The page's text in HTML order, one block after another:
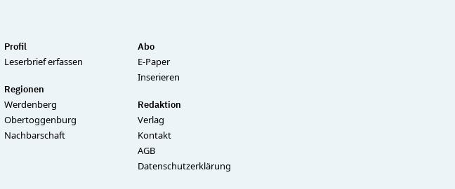
Profil
Leserbrief erfassen
Regionen
Werdenberg
Obertoggenburg
Nachbarschaft
Abo
E-Paper
Inserieren
Redaktion
Verlag
Kontakt
AGB
Datenschutzerklärung